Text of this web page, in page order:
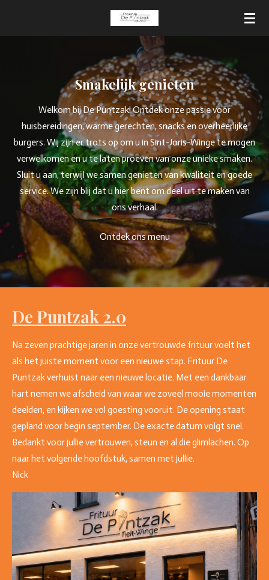
Smakelijk genieten
Welkom bij De Puntzak! Ontdek onze passie voor
huisbereidingen, warme gerechten, snacks en overheerlijke
burgers. Wij zijn er trots op om u in Sint-Joris-Winge te mogen
verwelkomen en u te laten proeven van onze unieke smaken.
Sluit u aan, terwijl we samen genieten van kwaliteit en goede
service. We zijn blij dat u hier bent om deel uit te maken van
ons verhaal.
Ontdek ons menu
De Puntzak 2.0
Na zeven prachtige jaren in onze vertrouwde frituur voelt het
als het juiste moment voor een nieuwe stap. Frituur De
Puntzak verhuist naar een nieuwe locatie. Met een dankbaar
hart nemen we afscheid van waar we zoveel mooie momenten
deelden, en kijken we vol goesting vooruit. De opening staat
gepland voor begin september. De exacte datum volgt snel.
Bedankt voor jullie vertrouwen, steun en al die glimlachen. Op
naar het volgende hoofdstuk, samen met jullie.
Nick